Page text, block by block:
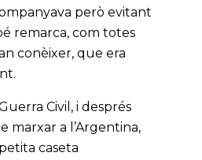
però evitant
remarca, com totes
conèixer, que era
Civil, i després
marxar a l’Argentina,
caseta